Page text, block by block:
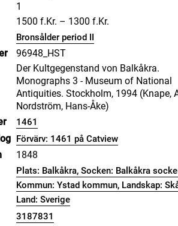
1
1500 f.Kr. – 1300 f.Kr.
Bronsålder period II
96948_HST
Der Kultgegenstand von Balkåkra.
Monographs 3 - Museum of National
Antiquities. Stockholm, 1994 (Knape,
Nordström, Hans-Åke)
1461
Förvärv: 1461 på Catview
1848
Plats: Balkåkra, Socken: Balkåkra
Kommun: Ystad kommun, Landskap:
Land: Sverige
3187831